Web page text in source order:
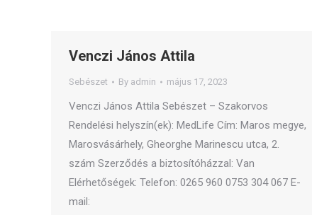
Venczi János Attila
Sebészet By admin május 17, 2023
Venczi János Attila Sebészet – Szakorvos
Rendelési helyszín(ek): MedLife Cím: Maros megye,
Marosvásárhely, Gheorghe Marinescu utca, 2.
szám Szerződés a biztosítóházzal: Van
Elérhetőségek: Telefon: 0265 960 0753 304 067 E-
mail: